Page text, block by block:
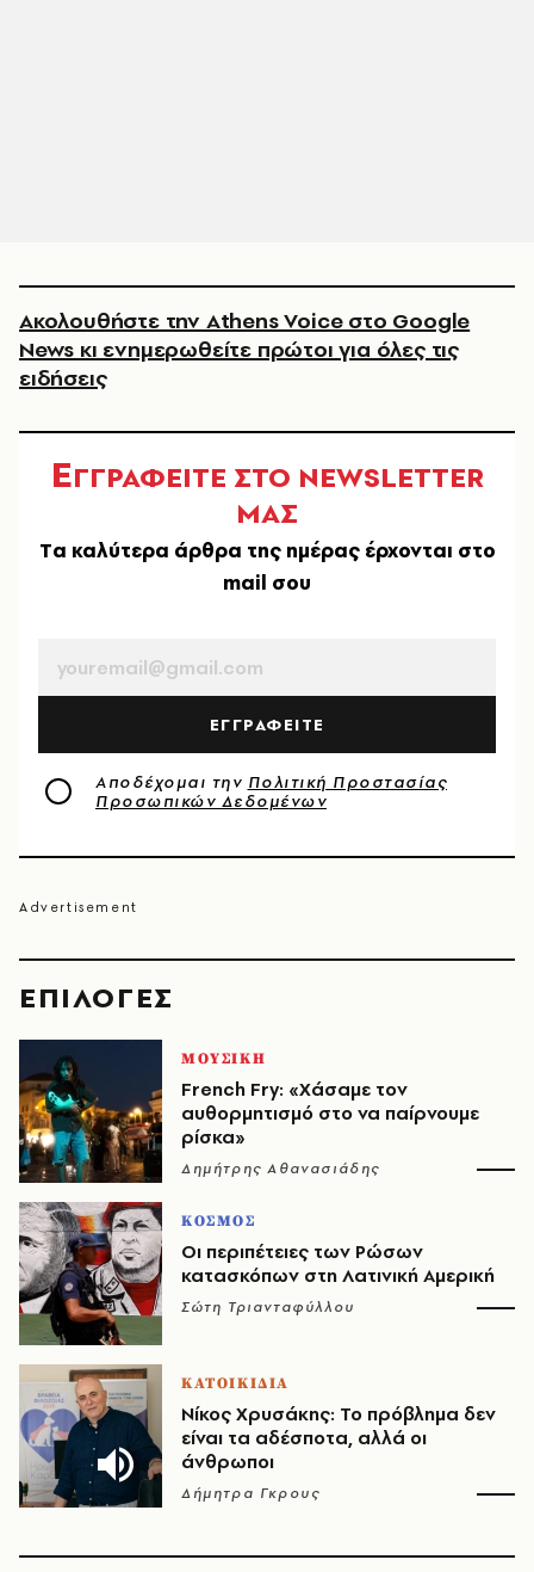
EΠΙΛΟΓΈΣ
ΜΟΥΣΙΚΗ
French Fry: «Χάσαμε τον
αυθορμητισμό στο να παίρνουμε
ρίσκα»
Δημήτρης Αθανασιάδης
ΚΟΣΜΟΣ
Οι περιπέτειες των Ρώσων
κατασκόπων στη Λατινική Αμερική
Σώτη Τριανταφύλλου
ΚΑΤΟΙΚΙΔΙΑ
Νίκος Χρυσάκης: Το πρόβλημα δεν
είναι τα αδέσποτα, αλλά οι
άνθρωποι
Δήμητρα Γκρους
Ακολουθήστε την Athens Voice στο Google
News κι ενημερωθείτε πρώτοι για όλες τις
ειδήσεις
ΕΓΓΡΑΦΕΙΤΕ ΣΤΟ NEWSLETTER
ΜΑΣ
Tα καλύτερα άρθρα της ημέρας έρχονται στο
mail σου
ΕΓΓΡΑΦΕΙΤΕ
Αποδέχομαι την Πολιτική Προστασίας
Προσωπικών Δεδομένων